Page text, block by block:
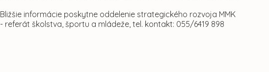
Bližšie informácie poskytne oddelenie strategického rozvoja MMK
- referát školstva, športu a mládeže, tel. kontakt: 055/6419 898